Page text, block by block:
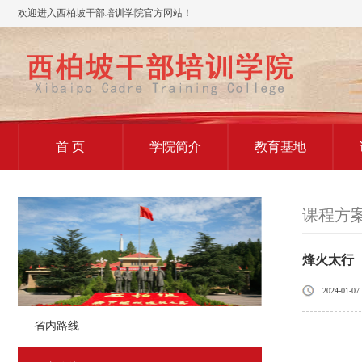
欢迎进入西柏坡干部培训学院官方网站！
首 页 学院简介 教育基地
省内路线
课程方
烽火太行
2024-01-07